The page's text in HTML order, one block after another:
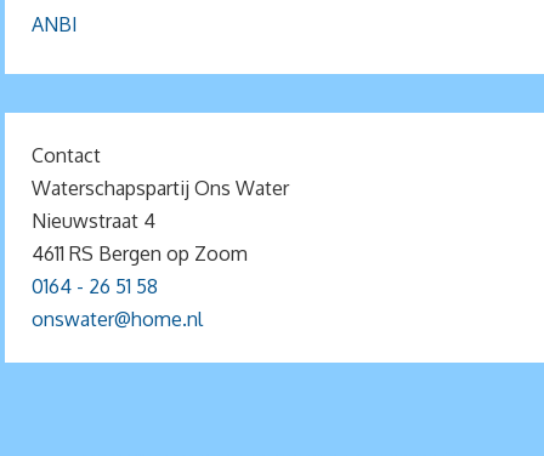
ANBI
Contact
Waterschapspartij Ons Water
Nieuwstraat 4
4611 RS Bergen op Zoom
0164 - 26 51 58
onswater@home.nl